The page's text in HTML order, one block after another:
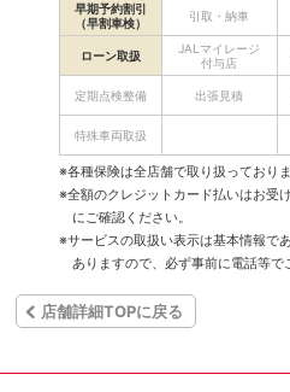
早期予約割引
（早割車検）
引取・納車
ローン取扱
JALマイレージ
付与店
定期点検整備 出張見積
特殊車両取扱
※各種保険は全店舗で取り扱っておりま
※全額のクレジットカード払いはお受
にご確認ください。
※サービスの取扱い表示は基本情報で
ありますので、必ず事前に電話等で
店舗詳細TOPに戻る